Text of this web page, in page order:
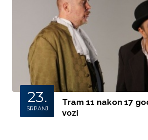
23.
SRPANJ
Tram 11 nakon 17
vozi